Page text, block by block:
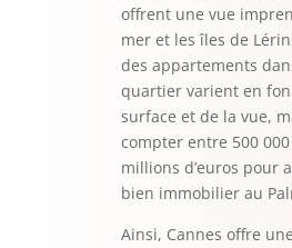
offrent une vue
mer et les îles de
des appartements
quartier varient en
surface et de la vue,
compter entre 500
millions d’euros pour
bien immobilier au
Ainsi, Cannes offre